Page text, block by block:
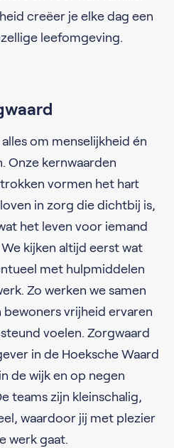
creëer je elke dag een
leefomgeving.
om menselijkheid én
Onze kernwaarden
vormen het hart
in zorg die dichtbij is,
het leven voor iemand
kijken altijd eerst wat
met hulpmiddelen
Zo werken we samen
bewoners vrijheid ervaren
voelen. Zorgwaard
in de Hoeksche Waard
de wijk en op negen
teams zijn kleinschalig,
waardoor jij met plezier
werk gaat.